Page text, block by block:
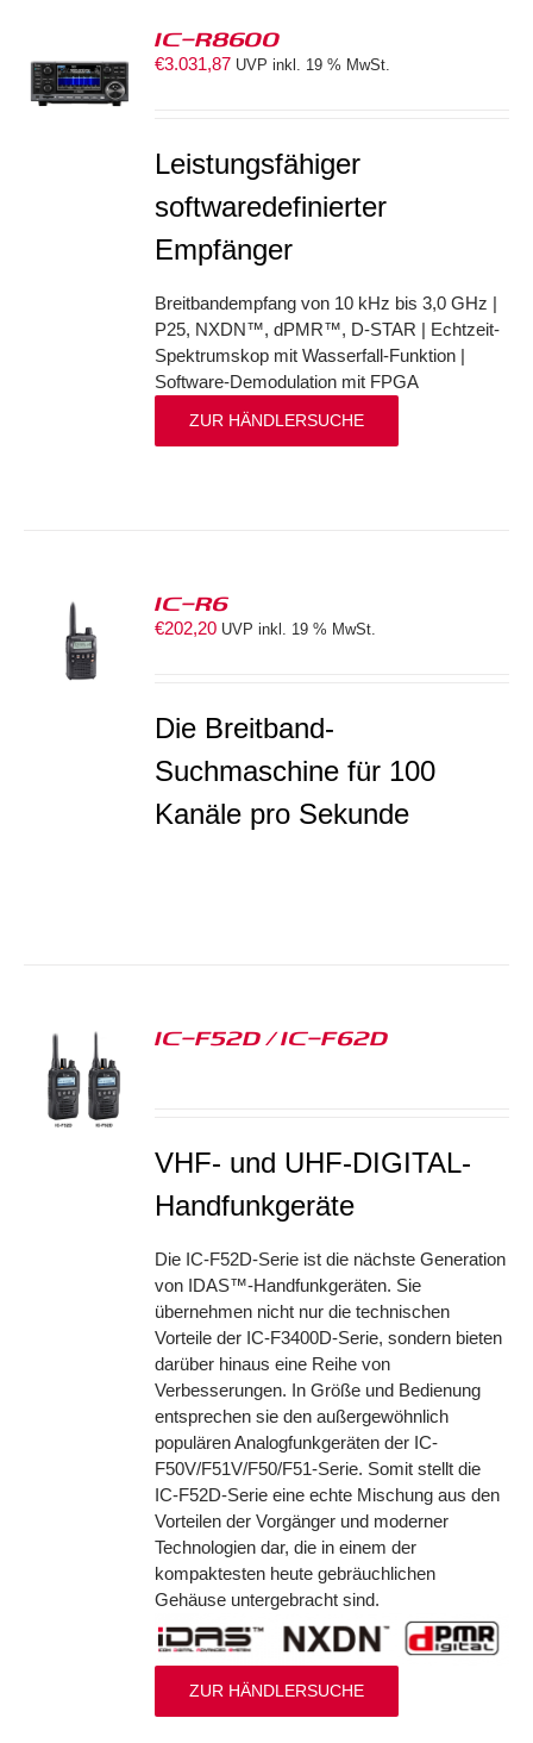
IC-R8600
€3.031,87 UVP inkl. 19 % MwSt.
Leistungsfähiger
softwaredefinierter
Empfänger
Breitbandempfang von 10 kHz bis 3,0 GHz |
P25, NXDN™, dPMR™, D-STAR | Echtzeit-
Spektrumskop mit Wasserfall-Funktion |
Software-Demodulation mit FPGA
ZUR HÄNDLERSUCHE
IC-R6
€202,20 UVP inkl. 19 % MwSt.
Die Breitband-
Suchmaschine für 100
Kanäle pro Sekunde
IC-F52D / IC-F62D
VHF- und UHF-DIGITAL-
Handfunkgeräte
Die IC-F52D-Serie ist die nächste Generation
von IDAS™-Handfunkgeräten. Sie
übernehmen nicht nur die technischen
Vorteile der IC-F3400D-Serie, sondern bieten
darüber hinaus eine Reihe von
Verbesserungen. In Größe und Bedienung
entsprechen sie den außergewöhnlich
populären Analogfunkgeräten der IC-
F50V/F51V/F50/F51-Serie. Somit stellt die
IC-F52D-Serie eine echte Mischung aus den
Vorteilen der Vorgänger und moderner
Technologien dar, die in einem der
kompaktesten heute gebräuchlichen
Gehäuse untergebracht sind.
ZUR HÄNDLERSUCHE